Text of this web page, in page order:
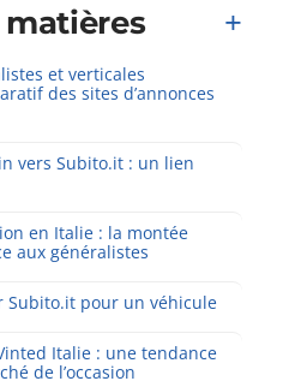
matières
et verticales
des sites d’annonces
vers Subito.it : un lien
en Italie : la montée
aux généralistes
Subito.it pour un véhicule
Italie : une tendance
de l’occasion